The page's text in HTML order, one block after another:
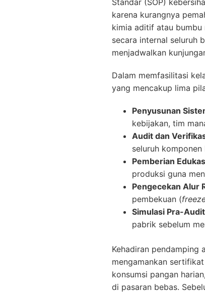
karena kurangnya
kimia aditif atau bumbu
secara internal seluruh
menjadwalkan
Dalam memfasilitasi
yang mencakup lima
Penyusunan
kebijakan, tim
Audit dan
seluruh
Pemberian
produksi guna
Pengecekan Alur
pembekuan (
Simulasi Pra-
pabrik sebelum
Kehadiran pendamping
mengamankan
konsumsi pangan
di pasaran bebas.